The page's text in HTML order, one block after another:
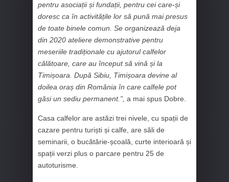
pentru asociații și fundații, pentru cei care-și
doresc ca în activitățile lor să pună mai presus
de toate binele comun. Se organizează deja
din 2020 ateliere demonstrative pentru
meseriile tradiționale cu ajutorul calfelor
călătoare, care au început să vină și la
Timișoara. După Sibiu, Timișoara devine al
doilea oraș din România în care calfele pot
găsi un sediu permanent.”, a mai spus Dobre.
Casa calfelor are astăzi trei nivele, cu spații de
cazare pentru turiști și calfe, are săli de
seminarii, o bucătărie-școală, curte interioară și
spații verzi plus o parcare pentru 25 de
autoturisme.